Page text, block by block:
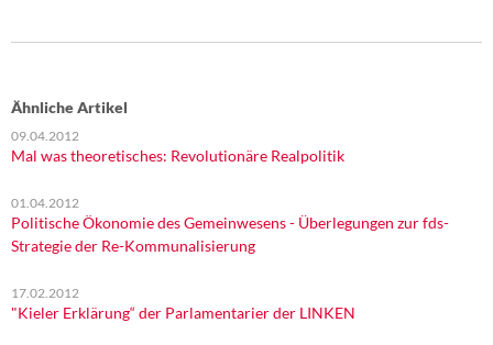
Ähnliche Artikel
09.04.2012
Mal was theoretisches: Revolutionäre Realpolitik
01.04.2012
Politische Ökonomie des Gemeinwesens - Überlegungen zur fds-
Strategie der Re-Kommunalisierung
17.02.2012
"Kieler Erklärung“ der Parlamentarier der LINKEN